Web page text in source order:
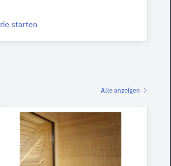
starten
Alle anzeigen